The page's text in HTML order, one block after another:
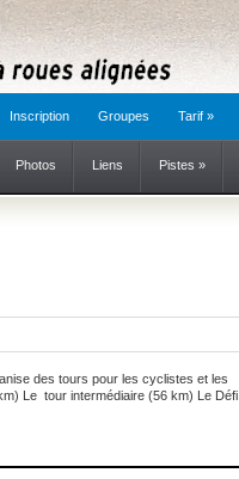
Inscription Groupes Tarif »
Photos Liens Pistes »
des tours pour les cyclistes et les
Le tour intermédiaire (56 km) Le Défi